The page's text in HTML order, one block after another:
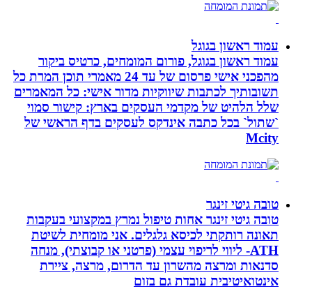
עמוד ראשון בגוגל
עמוד ראשון בגוגל, פורום המומחים, כרטיס ביקור
מהפכני אישי פרסום של עד 24 מאמרי תוכן המרת כל
תשובותיך לכתבות שיווקיות מדור אישי: כל המאמרים
שלל הלהיט של מקדמי העסקים בארץ: קישור סמוי
`שתול` בכל כתבה אינדקס לעסקים בדף הראשי של
Mcity
טובה גיטי זינגר
טובה גיטי זינגר אחות טיפול נמרץ במקצועי בעקבות
תאונה רותקתי לכיסא גלגלים. אני מומחית לשיטת
ATH- ליווי לריפוי עצמי (פרטני או קבוצתי), מנחה
סדנאות ומרצה מהשרון עד הדרום, מרצה, ציירת
אינטואיטיבית עובדת גם בזום